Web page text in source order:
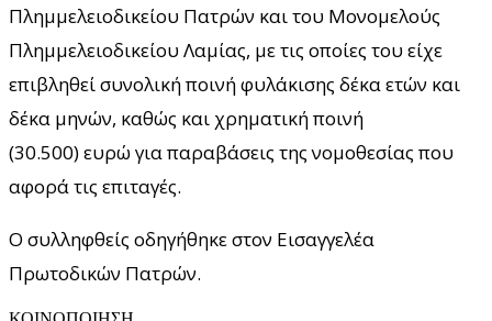
Πλημμελειοδικείου Πατρών και του Μονομελούς
Πλημμελειοδικείου Λαμίας, με τις οποίες του είχε
επιβληθεί συνολική ποινή φυλάκισης δέκα ετών και
δέκα μηνών, καθώς και χρηματική ποινή
(30.500) ευρώ για παραβάσεις της νομοθεσίας που
αφορά τις επιταγές.
Ο συλληφθείς οδηγήθηκε στον Εισαγγελέα
Πρωτοδικών Πατρών.